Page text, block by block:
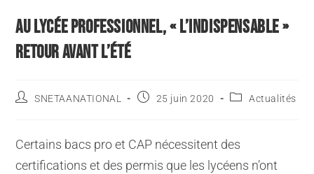
AU LYCÉE PROFESSIONNEL, « L’INDISPENSABLE »
RETOUR AVANT L’ÉTÉ
SNETAANATIONAL 25 juin 2020 Actualités
Certains bacs pro et CAP nécessitent des
certifications et des permis que les lycéens n’ont